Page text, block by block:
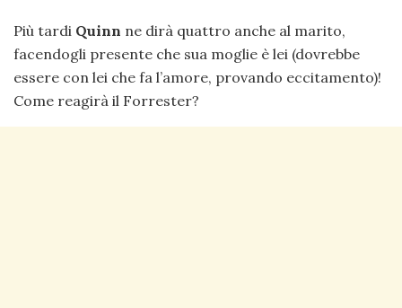
Più tardi Quinn ne dirà quattro anche al marito,
facendogli presente che sua moglie è lei (dovrebbe
essere con lei che fa l’amore, provando eccitamento)!
Come reagirà il Forrester?